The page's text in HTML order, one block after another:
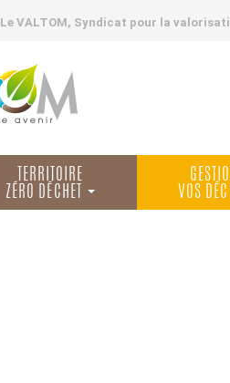
Le VALTOM, Syndicat pour la
TERRITOIRE
ZÉRO DÉCHET
VOS